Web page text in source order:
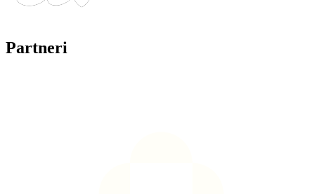
Partneri